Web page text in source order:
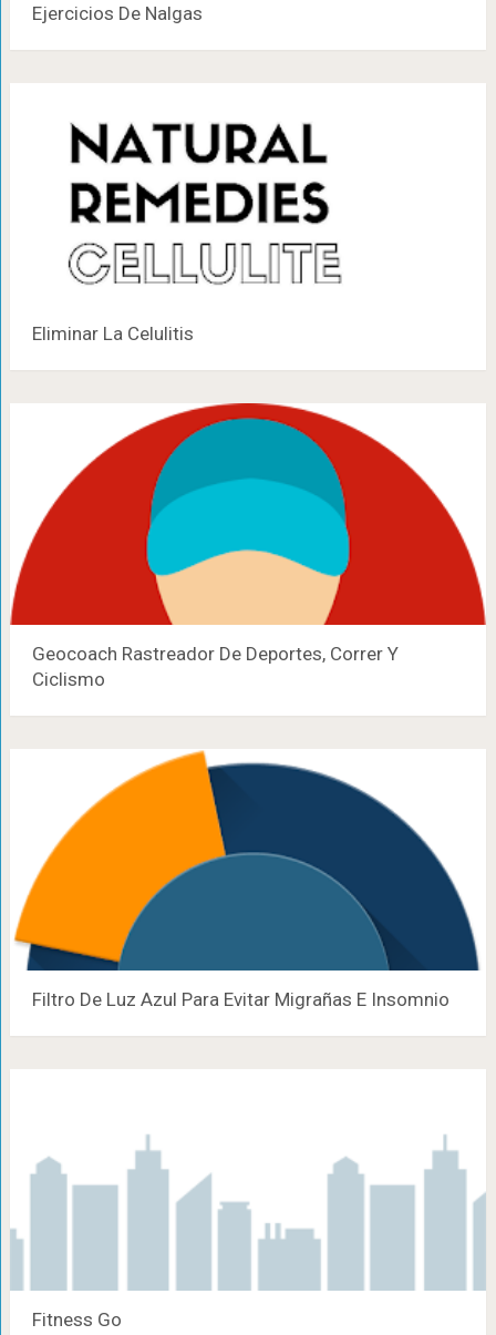
Ejercicios De Nalgas
Eliminar La Celulitis
Geocoach Rastreador De Deportes, Correr Y
Ciclismo
Filtro De Luz Azul Para Evitar Migrañas E Insomnio
Fitness Go